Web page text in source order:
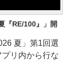
『RE/100』」開
夏」第1回選
リ内から行な